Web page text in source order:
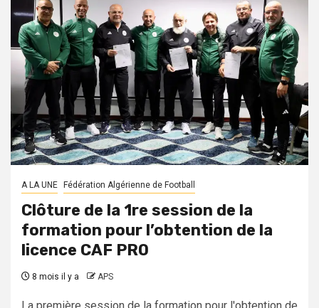
A LA UNE Fédération Algérienne de Football
Clôture de la 1re session de la
formation pour l’obtention de la
licence CAF PRO
8 mois il y a APS